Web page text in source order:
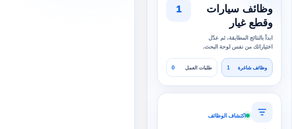
وظائف سيارات
وقطع غيار
ابدأ بالنتائج المطابقة، ثم عدّل
اختياراتك من نفس لوحة البحث.
1
وظائف شاغرة 1 طلبات العمل 0
اكتشاف الوظائف